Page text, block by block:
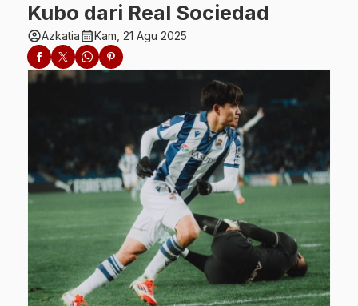
Kubo dari Real Sociedad
account_circleAzkatiacalendar_monthKam, 21 Agu 2025